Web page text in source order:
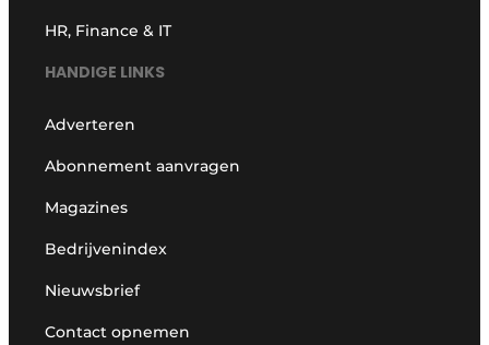
HR, Finance & IT
HANDIGE LINKS
Adverteren
Abonnement aanvragen
Magazines
Bedrijvenindex
Nieuwsbrief
Contact opnemen